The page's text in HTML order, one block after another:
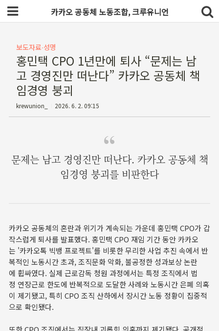
카카오 공동체 노동조합, 크루유니언
보도자료∙성명
홍민택 CPO 1년만에 퇴사 “문제는 남
고 경영진만 떠난다” 카카오 공동체 책
임경영 붕괴
krewunion_ 2026. 6. 2. 09:15
문제는 남고 경영진만 떠난다. 카카오 공동체 책
임경영 붕괴를 비판한다
카카오 공동체의 혼란과 위기가 계속되는 가운데 홍민택 CPO가 갑
작스럽게 퇴사를 발표했다. 홍민택 CPO 재임 기간 동안 카카오
는 '카카오톡 빅뱅 프로젝트'를 비롯한 무리한 사업 추진 속에서 반
복적인 노동시간 초과, 조직문화 악화, 불공정한 성과보상 논란
에 휩싸였다. 실제 근로감독 청원 과정에서는 특정 조직에서 법
정 연장근로 한도에 반복적으로 도달한 사례와 노동시간 은폐 의혹
이 제기됐고, 특히 CPO 조직 산하에서 장시간 노동 정황이 집중적
으로 확인됐다.